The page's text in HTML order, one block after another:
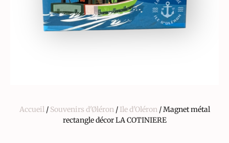
Accueil/ Souvenirs d'Øléron/ Ile d'Oléron/ Magnet métal
rectangle décor LA COTINIERE